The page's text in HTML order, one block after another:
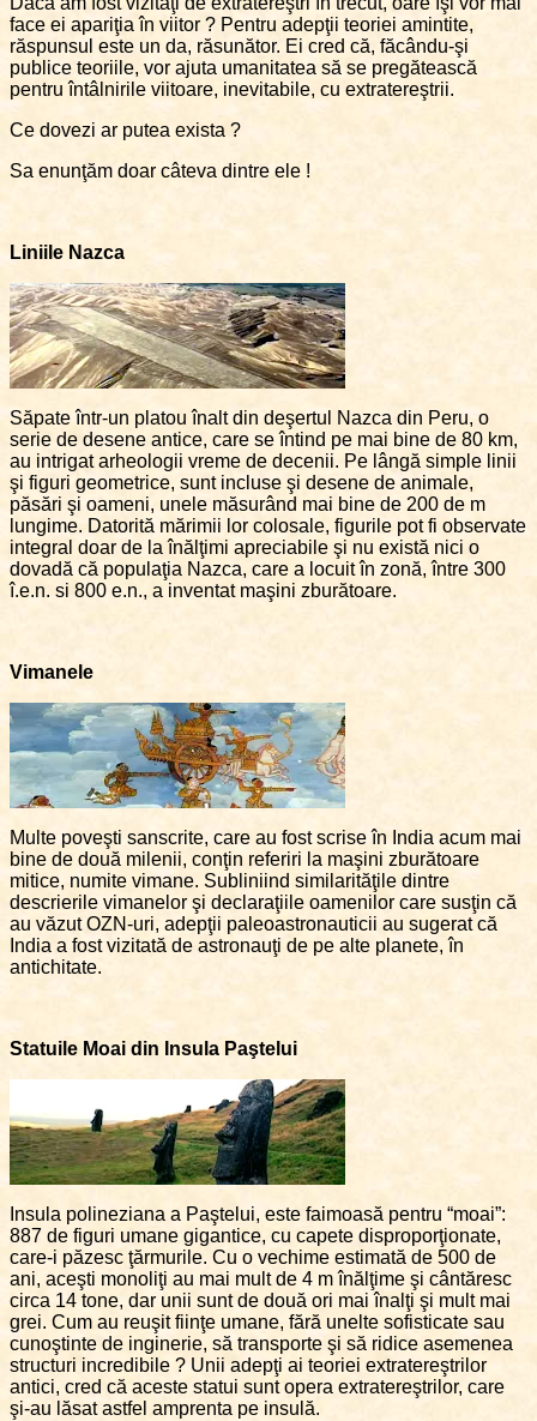
face ei apariţia în viitor ? Pentru adepţii teoriei amintite,
răspunsul este un da, răsunător. Ei cred că, făcându-şi
publice teoriile, vor ajuta umanitatea să se pregătească
pentru întâlnirile viitoare, inevitabile, cu extratereştrii.
Ce dovezi ar putea exista ?
Sa enunţăm doar câteva dintre ele !
Liniile Nazca
Săpate într-un platou înalt din deşertul Nazca din Peru, o
serie de desene antice, care se întind pe mai bine de 80 km,
au intrigat arheologii vreme de decenii. Pe lângă simple linii
şi figuri geometrice, sunt incluse şi desene de animale,
păsări şi oameni, unele măsurând mai bine de 200 de m
lungime. Datorită mărimii lor colosale, figurile pot fi observate
integral doar de la înălţimi apreciabile şi nu există nici o
dovadă că populaţia Nazca, care a locuit în zonă, între 300
î.e.n. si 800 e.n., a inventat maşini zburătoare.
Vimanele
Multe poveşti sanscrite, care au fost scrise în India acum mai
bine de două milenii, conţin referiri la maşini zburătoare
mitice, numite vimane. Subliniind similarităţile dintre
descrierile vimanelor şi declaraţiile oamenilor care susţin că
au văzut OZN-uri, adepţii paleoastronauticii au sugerat că
India a fost vizitată de astronauţi de pe alte planete, în
antichitate.
Statuile Moai din Insula Paştelui
Insula polineziana a Paştelui, este faimoasă pentru “moai”:
887 de figuri umane gigantice, cu capete disproporţionate,
care-i păzesc ţărmurile. Cu o vechime estimată de 500 de
ani, aceşti monoliţi au mai mult de 4 m înălţime şi cântăresc
circa 14 tone, dar unii sunt de două ori mai înalţi şi mult mai
grei. Cum au reuşit fiinţe umane, fără unelte sofisticate sau
cunoştinte de inginerie, să transporte şi să ridice asemenea
structuri incredibile ? Unii adepţi ai teoriei extratereştrilor
antici, cred că aceste statui sunt opera extratereştrilor, care
şi-au lăsat astfel amprenta pe insulă.